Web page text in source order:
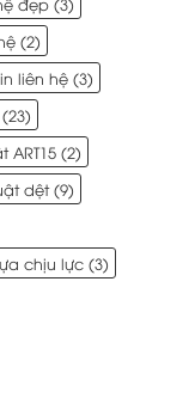
(2)
liên hệ (3)
ART15 (2)
dệt(9)
chịu lực (3)